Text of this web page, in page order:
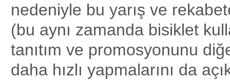
nedeniyle bu yarış ve
(bu aynı zamanda bisiklet
tanıtım ve promosyonunu
daha hızlı yapmalarını da